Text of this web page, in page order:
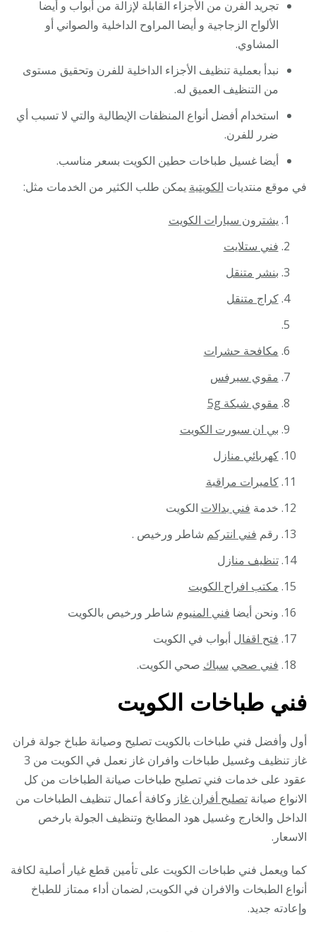
تجريد الفرن من الأجزاء القابلة لإزالة من أبواب و أيضا
الألواح الزجاجية و أيضا المراوح الداخلية والصواني أو
المشاوي.
نبدأ بعملية تنظيف الأجزاء الداخلية للفرن وتحقيق مستوى
من التنظيف العميق له.
استخدام أفضل أنواع المنظفات الإيطالية والتي لا تسبب أي
ضرر للفرن.
أيضا غسيل طباخات حطين الكويت بسعر مناسب.
في موقع منتديات الكويتية يمكن طلب الكثير من الخدمات مثل:
يشترون سيارات الكويت
فني ستلايت
بنشر متنقل
كراج متنقل
مكافحة حشرات
مقوي سيرفس
مقوي شبكة 5g
بي ان سبورت الكويت
كهربائي منازل
كاميرات مراقبة
خدمة فني بدالات الكويت
رقم فني انتركم شاطر ورخيص .
تنظيف منازل
مكتب افراح الكويت
ونحن أيضا فني المنيوم شاطر ورخيص بالكويت
فتح اقفال أبواب في الكويت
فني صحي سباك صحي الكويت.
فني طباخات الكويت
أول وأفضل فني طباخات بالكويت تصليح وصيانة طباخ جولة فران
غاز تنظيف وغسيل طباخات وافران غاز نعمل في الكويت من 3
عقود على خدمات فني تصليح طباخات صيانة الطباخات من كل
الانواع صيانةتصليح أفران غاز وكافة أعمال تنظيف الطباخات من
الداخل والخارج وغسيل هود المطابخ وتنظيف الجولة بارخص
الاسعار.
كما ويعمل فني طباخات الكويت على تأمين قطع غيار أصلية لكافة
أنواع الطبخات والافران في الكويت, لضمان أداء ممتاز للطباخ
وإعادته جديد.